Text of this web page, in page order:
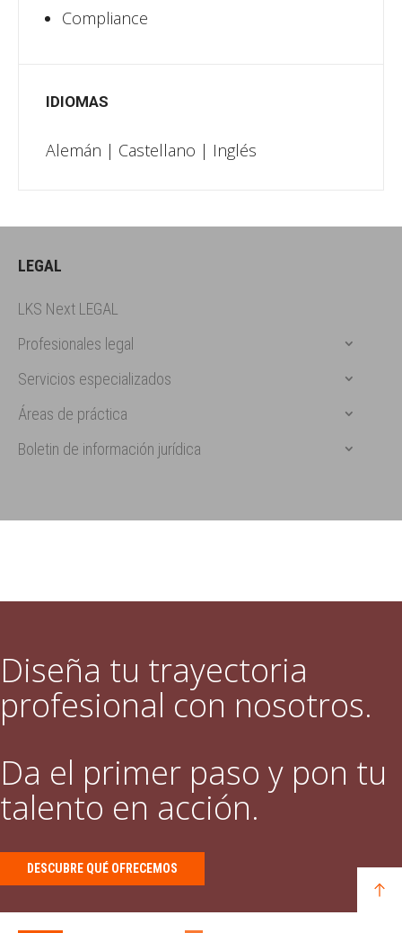
LEGAL
LKS Next LEGAL
Profesionales legal
Servicios especializados
Áreas de práctica
Boletin de información jurídica
Compliance
IDIOMAS
Alemán | Castellano | Inglés
Diseña tu trayectoria
profesional con nosotros.
Da el primer paso y pon tu
talento en acción.
DESCUBRE QUÉ OFRECEMOS